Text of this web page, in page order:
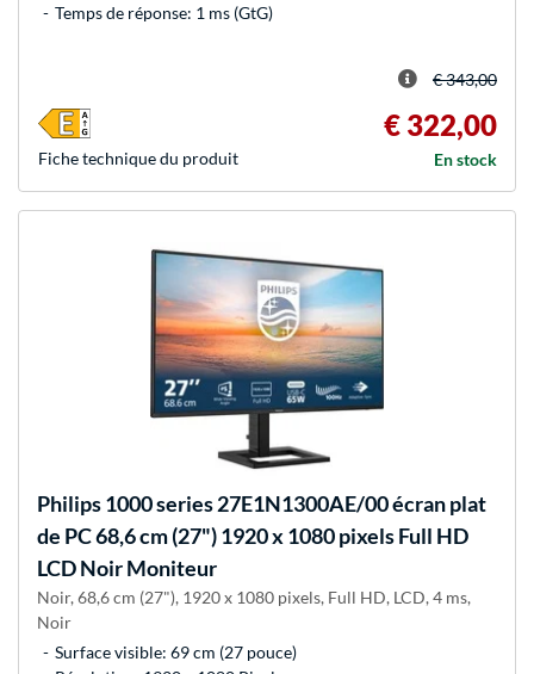
Temps de réponse: 1 ms (GtG)
€ 343,00
€ 322,00
En stock
Fiche technique du produit
Philips1000 series 27E1N1300AE/00 écran plat
de PC 68,6 cm (27") 1920 x 1080 pixels Full HD
LCD Noir Moniteur
Noir, 68,6 cm (27"), 1920 x 1080 pixels, Full HD, LCD, 4 ms,
Noir
Surface visible: 69 cm (27 pouce)